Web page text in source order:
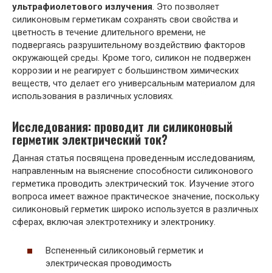
ультрафиолетового излучения. Это позволяет
силиконовым герметикам сохранять свои свойства и
цветность в течение длительного времени, не
подвергаясь разрушительному воздействию факторов
окружающей среды. Кроме того, силикон не подвержен
коррозии и не реагирует с большинством химических
веществ, что делает его универсальным материалом для
использования в различных условиях.
Исследования: проводит ли силиконовый
герметик электрический ток?
Данная статья посвящена проведенным исследованиям,
направленным на выяснение способности силиконового
герметика проводить электрический ток. Изучение этого
вопроса имеет важное практическое значение, поскольку
силиконовый герметик широко используется в различных
сферах, включая электротехнику и электронику.
Вспененный силиконовый герметик и
электрическая проводимость